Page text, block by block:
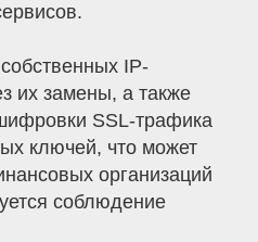
IP-
их замены, а также
SSL-трафика
ключей, что может
организаций
соблюдение